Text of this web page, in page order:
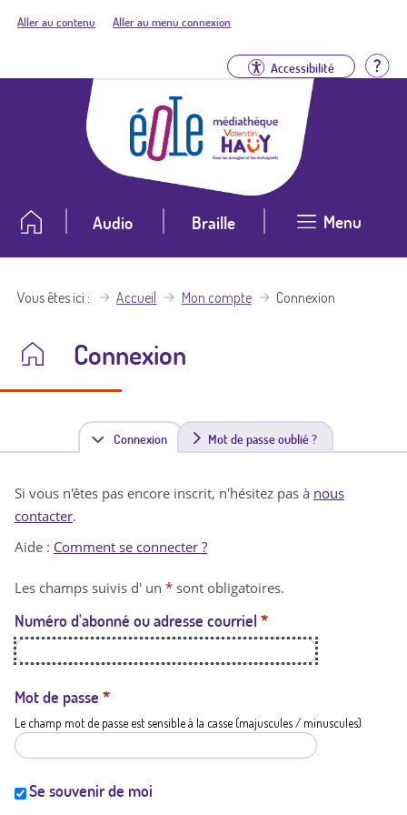
Aller au contenu Aller au menu connexion
Accessibilité
Audio Braille Menu
Vous êtes ici Accueil Mon compte Connexion
Connexion
Connexion(
n
t
a
t
i
Mot de passe oublié ?
Si vous n'êtes pas encore inscrit, n'hésitez pas à nous
contacter.
Aide : Comment se connecter ?
Les champs suivis d' un * sont obligatoires.
Numéro d'abonné ou adresse courriel *
Mot de passe *
Le champ mot de passe est sensible à la casse (majuscules / minuscules)
Se souvenir de moi